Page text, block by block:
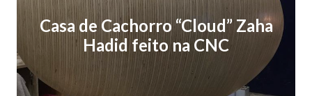
Casa de Cachorro “Cloud” Zaha
Hadid feito na CNC